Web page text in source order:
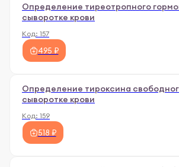
Определение тиреотропного
сыворотке крови
Код: 157
495 ₽
Определение тироксина
сыворотке крови
Код: 159
518 ₽